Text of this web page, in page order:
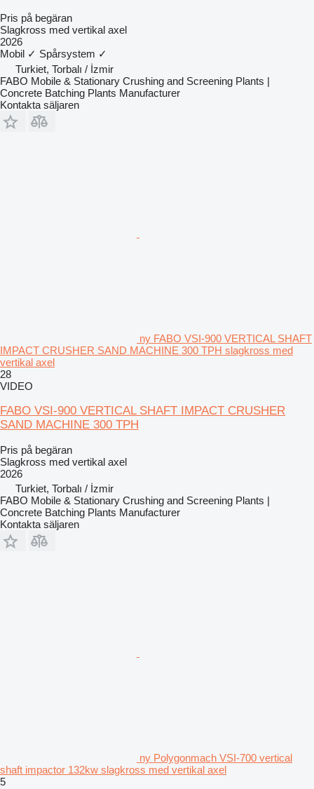
Pris på begäran
Slagkross med vertikal axel
2026
Mobil ✓ Spårsystem ✓
Turkiet, Torbalı / İzmir
FABO Mobile & Stationary Crushing and Screening Plants |
Concrete Batching Plants Manufacturer
Kontakta säljaren
ny FABO VSI-900 VERTICAL SHAFT
IMPACT CRUSHER SAND MACHINE 300 TPH slagkross med
vertikal axel
28
VIDEO
FABO VSI-900 VERTICAL SHAFT IMPACT CRUSHER
SAND MACHINE 300 TPH
Pris på begäran
Slagkross med vertikal axel
2026
Turkiet, Torbalı / İzmir
FABO Mobile & Stationary Crushing and Screening Plants |
Concrete Batching Plants Manufacturer
Kontakta säljaren
ny Polygonmach VSI-700 vertical
shaft impactor 132kw slagkross med vertikal axel
5